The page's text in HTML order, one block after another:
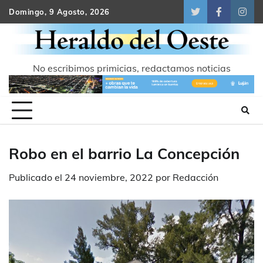
Skip
to
content
Domingo, 9 Agosto, 2026
TwitterFacebook
No escribimos primicias, redactamos noticias
Robo en el barrio La Concepción
Publicado el 24 noviembre, 2022 por Redacción